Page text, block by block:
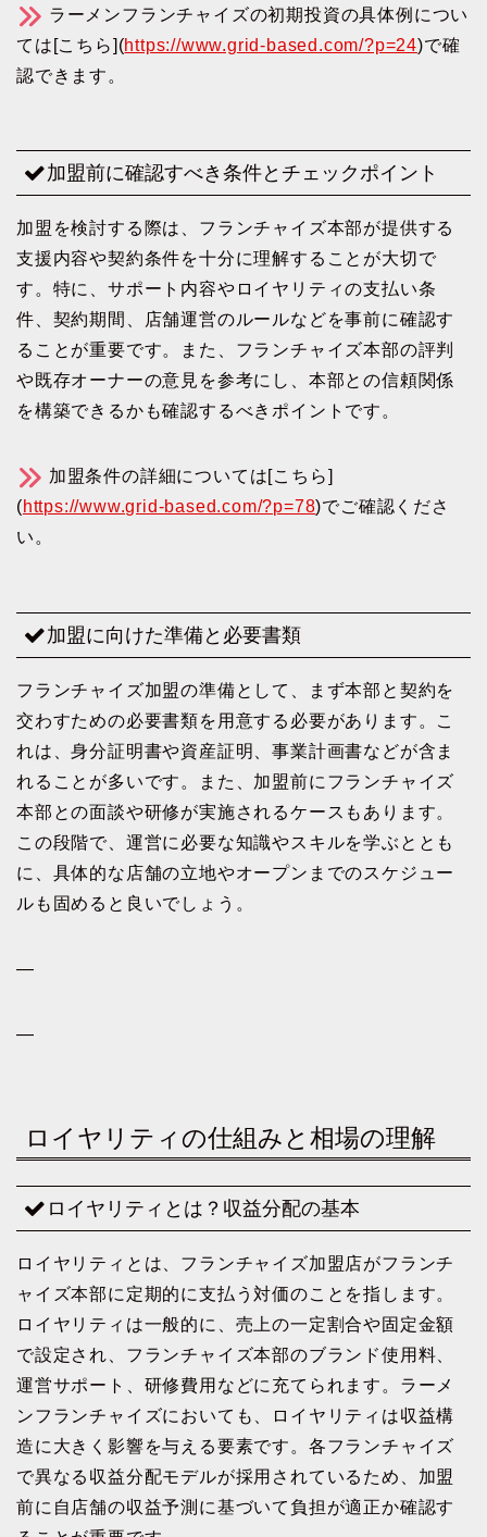
ラーメンフランチャイズの初期投資の具体例につい
ては[こちら](https://www.grid-based.com/?p=24)で確
認できます。
加盟前に確認すべき条件とチェックポイント
加盟を検討する際は、フランチャイズ本部が提供する
支援内容や契約条件を十分に理解することが大切で
す。特に、サポート内容やロイヤリティの支払い条
件、契約期間、店舗運営のルールなどを事前に確認す
ることが重要です。また、フランチャイズ本部の評判
や既存オーナーの意見を参考にし、本部との信頼関係
を構築できるかも確認するべきポイントです。
加盟条件の詳細については[こちら]
(https://www.grid-based.com/?p=78)でご確認くださ
い。
加盟に向けた準備と必要書類
フランチャイズ加盟の準備として、まず本部と契約を
交わすための必要書類を用意する必要があります。こ
れは、身分証明書や資産証明、事業計画書などが含ま
れることが多いです。また、加盟前にフランチャイズ
本部との面談や研修が実施されるケースもあります。
この段階で、運営に必要な知識やスキルを学ぶととも
に、具体的な店舗の立地やオープンまでのスケジュー
ルも固めると良いでしょう。
—
—
ロイヤリティの仕組みと相場の理解
ロイヤリティとは？収益分配の基本
ロイヤリティとは、フランチャイズ加盟店がフランチ
ャイズ本部に定期的に支払う対価のことを指します。
ロイヤリティは一般的に、売上の一定割合や固定金額
で設定され、フランチャイズ本部のブランド使用料、
運営サポート、研修費用などに充てられます。ラーメ
ンフランチャイズにおいても、ロイヤリティは収益構
造に大きく影響を与える要素です。各フランチャイズ
で異なる収益分配モデルが採用されているため、加盟
前に自店舗の収益予測に基づいて負担が適正か確認す